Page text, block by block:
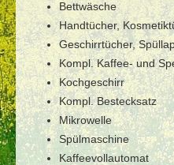
Bettwäsche
Handtücher,
Geschirrtücher,
Kompl. Kaffee- und
Kochgeschirr
Kompl. Bestecksatz
Mikrowelle
Spülmaschine
Kaffeevollautomat